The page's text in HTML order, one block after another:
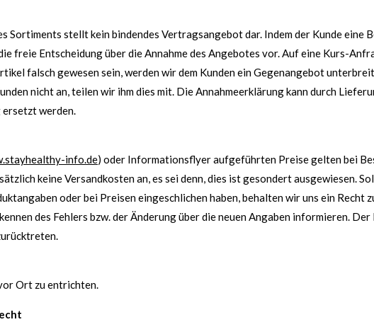
Sortiments stellt kein bindendes Vertragsangebot dar. Indem der Kunde eine
freie Entscheidung über die Annahme des Angebotes vor. Auf eine Kurs-
falsch gewesen sein, werden wir dem Kunden ein Gegenangebot
nicht an, teilen wir ihm dies mit. Die Annahmeerklärung kann durch
werden.
info.de) oder Informationsflyer aufgeführten Preise gelten bei
keine Versandkosten an, es sei denn, dies ist gesondert ausgewiesen.
oder bei Preisen eingeschlichen haben, behalten wir uns ein Recht
des Fehlers bzw. der Änderung über die neuen Angaben informieren.
Ort zu entrichten.